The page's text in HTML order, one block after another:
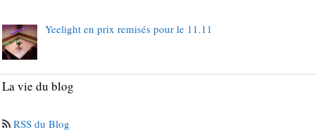
Yeelight en prix remisés pour le 11.11
La vie du blog
RSS du Blog